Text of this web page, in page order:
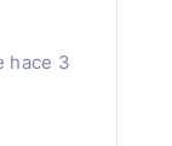
hace 3